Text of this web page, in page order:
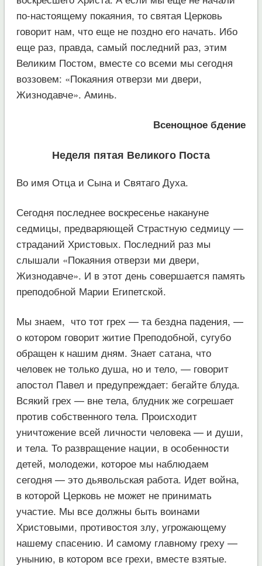
по-настоящему покаяния, то святая Церковь
говорит нам, что еще не поздно его начать. Ибо
еще раз, правда, самый последний раз, этим
Великим Постом, вместе со всеми мы сегодня
воззовем: «Покаяния отверзи ми двери,
Жизнодавче». Аминь.
Всенощное бдение
Неделя пятая Великого Поста
Во имя Отца и Сына и Святаго Духа.
Сегодня последнее воскресенье накануне
седмицы, предваряющей Страстную седмицу —
страданий Христовых. Последний раз мы
слышали «Покаяния отверзи ми двери,
Жизнодавче». И в этот день совершается память
преподобной Марии Египетской.
Мы знаем, что тот грех — та бездна падения, —
о котором говорит житие Преподобной, сугубо
обращен к нашим дням. Знает сатана, что
человек не только душа, но и тело, — говорит
апостол Павел и предупреждает: бегайте блуда.
Всякий грех — вне тела, блудник же согрешает
против собственного тела. Происходит
уничтожение всей личности человека — и души,
и тела. То развращение нации, в особенности
детей, молодежи, которое мы наблюдаем
сегодня — это дьявольская работа. Идет война,
в которой Церковь не может не принимать
участие. Мы все должны быть воинами
Христовыми, противостоя злу, угрожающему
нашему спасению. И самому главному греху —
унынию, в котором все грехи, вместе взятые.